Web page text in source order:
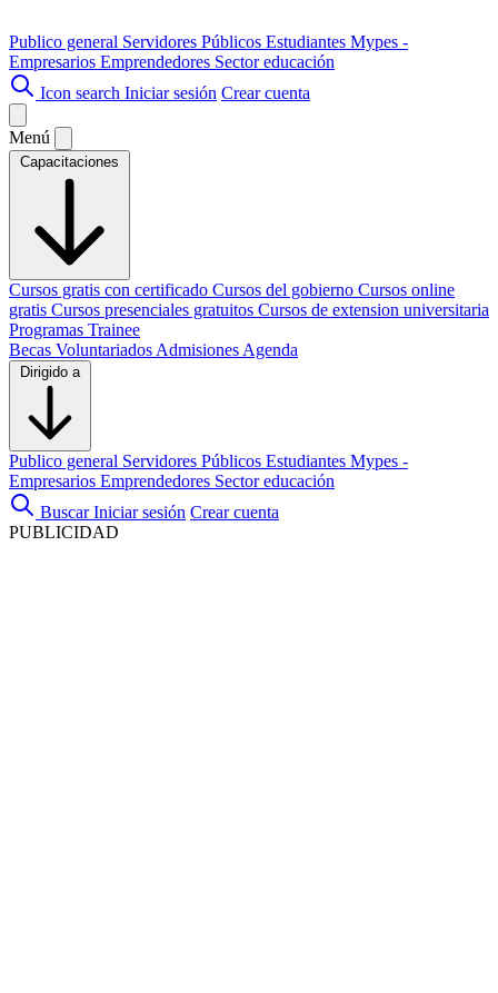
Publico general Servidores Públicos Estudiantes Mypes -
Empresarios Emprendedores Sector educación
Icon search Iniciar sesión Crear cuenta
Menú
Capacitaciones
Cursos gratis con certificado Cursos del gobierno Cursos online
gratis Cursos presenciales gratuitos Cursos de extension universitaria
Programas Trainee
Becas Voluntariados Admisiones Agenda
Dirigido a
Publico general Servidores Públicos Estudiantes Mypes -
Empresarios Emprendedores Sector educación
Buscar Iniciar sesión Crear cuenta
PUBLICIDAD